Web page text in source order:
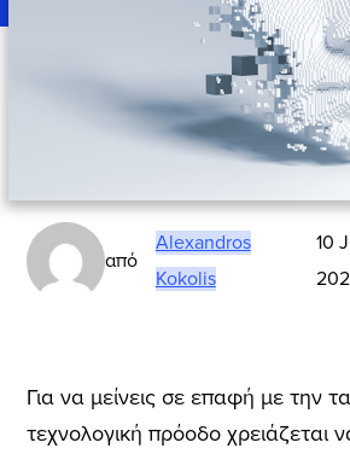
από
Alexandros
Kokolis
10
Για να μείνεις σε επαφή με την
τεχνολογική πρόοδο χρειάζεται